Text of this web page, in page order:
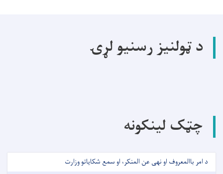
د ټولنیز رسنیو لړۍ
چټک لینکونه
د امر باالمعروف او نهی عن المنکر، او سمع شکایاتو وزارت